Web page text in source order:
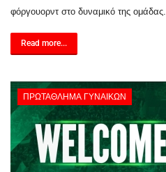
φόργουορντ στο δυναμικό της ομάδας.
Read more...
ΠΡΩΤΆΘΛΗΜΑ ΓΥΝΑΙΚΏΝ